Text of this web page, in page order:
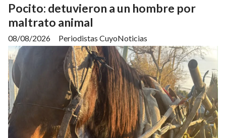
Pocito: detuvieron a un hombre por
maltrato animal
Periodistas CuyoNoticias
08/08/2026